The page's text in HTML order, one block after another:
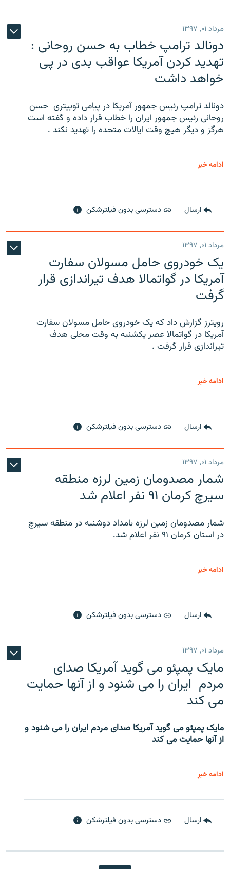
مرداد ۰۱, ۱۳۹۷
دونالد ترامپ خطاب به حسن روحانی :
تهدید کردن آمریکا عواقب بدی در پی
خواهد داشت
دونالد ترامپ رئیس جمهور آمریکا در پیامی توییتری ‌ حسن
روحانی رئیس جمهور ایران را خطاب قرار داده و گفته است
هرگز و دیگر هیچ وقت ایالات متحده را تهدید نکند .
ادامه خبر
ارسال دسترسی بدون فیلترشکن
مرداد ۰۱, ۱۳۹۷
یک خودروی حامل مسولان سفارت
آمریکا در گواتمالا هدف تیراندازی قرار
گرفت
رویترز گزارش داد که یک خودروی حامل مسولان سفارت
آمریکا در گواتمالا عصر یکشنبه به وقت محلی هدف
تیراندازی قرار گرفت .
ادامه خبر
ارسال دسترسی بدون فیلترشکن
مرداد ۰۱, ۱۳۹۷
شمار مصدومان زمین لرزه منطقه
سیرچ کرمان ۹۱ نفر اعلام شد
شمار مصدومان زمین لرزه بامداد دوشنبه در منطقه سیرچ
در استان کرمان ۹۱ نفر اعلام شد.
ادامه خبر
ارسال دسترسی بدون فیلترشکن
مرداد ۰۱, ۱۳۹۷
مایک پمپئو می گوید آمریکا صدای
مردم ایران را می شنود و از آنها حمایت
می کند
مایک پمپئو می گوید آمریکا صدای مردم ایران را می شنود و
از آنها حمایت می کند
ادامه خبر
ارسال دسترسی بدون فیلترشکن